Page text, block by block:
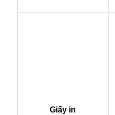
Giấy in